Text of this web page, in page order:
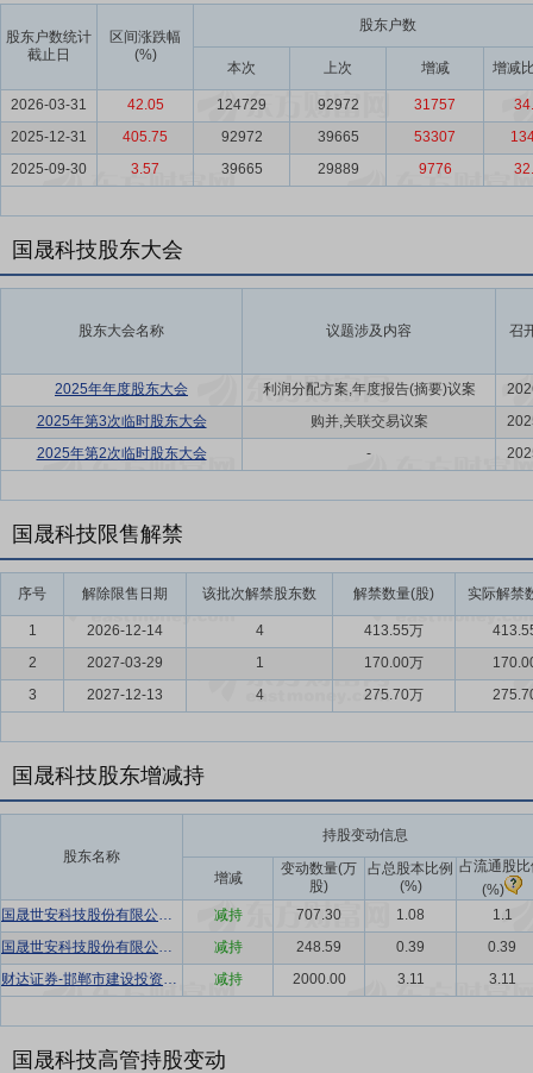
股东户数统计
截止日
区间涨跌幅
(%)
股东户数
本次 上次 增减 增减
2026-03-31 42.05 124729 92972 31757
2025-12-31
405.75 92972 39665 53307
2025-09-30
3.57 39665 29889 9776
国晟科技股东大会
股东大会名称 议题涉及内容 召
2025年年度股东大会 利润分配方案,年度报告(摘要)议案
2025年第3次临时股东大会
购并,关联交易议案
2025年第2次临时股东大会
-
国晟科技限售解禁
序号 解除限售日期 该批次解禁股东数 解禁数量(股) 实际解禁
1 2026-12-14 4 413.55万
2
2027-03-29 1 170.00万
3
2027-12-13 4 275.70万
国晟科技股东增减持
股东名称
持股变动信息
增减
变动数量(万
股)
占总股本比例
(%)
占流通股
(%)
国晟世安科技股份有限公司-第二期员工持股计划
减持 707.30 1.08
1.1
国晟世安科技股份有限公司第一期员工持股计划
减持 248.59 0.39
0.39
财达证券-邯郸市建设投资集团有限公司-财达冀资1号单一资产管理计划
减持 2000.00 3.11 3.11
国晟科技高管持股变动